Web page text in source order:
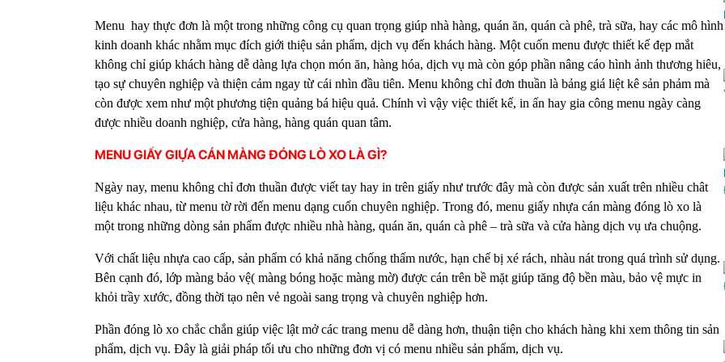
Menu hay thực đơn là một trong những công cụ quan trọng giúp nhà hàng, quán ăn, quán cà phê, trà sữa, hay các mô hình
kinh doanh khác nhằm mục đích giới thiệu sản phẩm, dịch vụ đến khách hàng. Một cuốn menu được thiết kế đẹp mắt
không chỉ giúp khách hàng dễ dàng lựa chọn món ăn, hàng hóa, dịch vụ mà còn góp phần nâng cáo hình ảnh thương hiêu,
tạo sự chuyên nghiệp và thiện cảm ngay từ cái nhìn đầu tiên. Menu không chỉ đơn thuần là bảng giá liệt kê sản phảm mà
còn được xem như một phương tiện quảng bá hiệu quả. Chính vì vậy việc thiết kế, in ấn hay gia công menu ngày càng
được nhiều doanh nghiệp, cửa hàng, hàng quán quan tâm.
MENU GIẤY GIỰA CÁN MÀNG ĐÓNG LÒ XO LÀ GÌ?
Ngày nay, menu không chỉ đơn thuần được viết tay hay in trên giấy như trước đây mà còn được sản xuất trên nhiều chât
liệu khác nhau, từ menu tờ rời đến menu dạng cuốn chuyên nghiệp. Trong đó, menu giấy nhựa cán màng đóng lò xo là
một trong những dòng sản phẩm được nhiều nhà hàng, quán ăn, quán cà phê – trà sữa và cửa hàng dịch vụ ưa chuộng.
Với chất liệu nhựa cao cấp, sản phẩm có khả năng chống thấm nước, hạn chế bị xé rách, nhàu nát trong quá trình sử dụng.
Bên cạnh đó, lớp màng bảo vệ( màng bóng hoặc màng mờ) được cán trên bề mặt giúp tăng độ bền màu, bảo vệ mực in
khỏi trầy xước, đồng thời tạo nên vẻ ngoài sang trọng và chuyên nghiệp hơn.
Phần đóng lò xo chắc chắn giúp việc lật mở các trang menu dễ dàng hơn, thuận tiện cho khách hàng khi xem thông tin sản
phẩm, dịch vụ. Đây là giải pháp tối ưu cho những đơn vị có menu nhiều sản phẩm, dịch vụ.